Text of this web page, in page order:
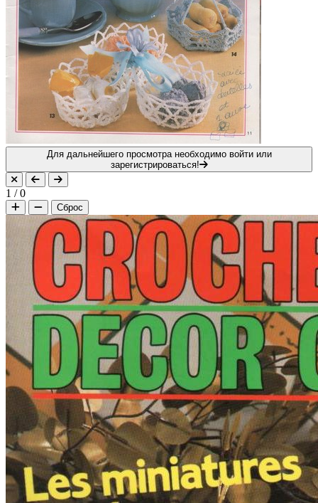
Для дальнейшего просмотра необходимо войти или
зарегистрироваться!
1 /0
Сброс